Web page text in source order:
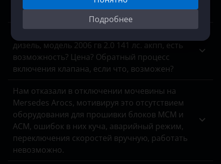
Подробнее
отдает 150 лс 280 нм.
дизель, модель 2006 гв 2.0 141 лс. акпп, есть
возможность? Цена? Обратный процесс
включения клапана, если что, возможен?
Нам отказали в отключении мочевины на
Mersedes Arocs, мотивируя это отсутствием
оборудования для прошивки блоков MCM и
ACM, ошибок в них куча, аварийный режим,
переключения скоростей вручную, работать
невозможно.